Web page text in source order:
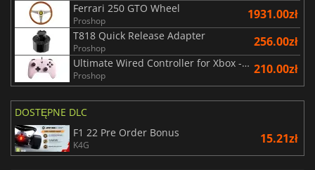
Ferrari 250 GTO Wheel
Proshop 1931.00zł
T818 Quick Release Adapter
Proshop 256.00zł
Ultimate Wired Controller for Xbox - Pink
Proshop 210.00zł
DOSTĘPNE DLC
F1 22 Pre Order Bonus
K4G 15.21zł